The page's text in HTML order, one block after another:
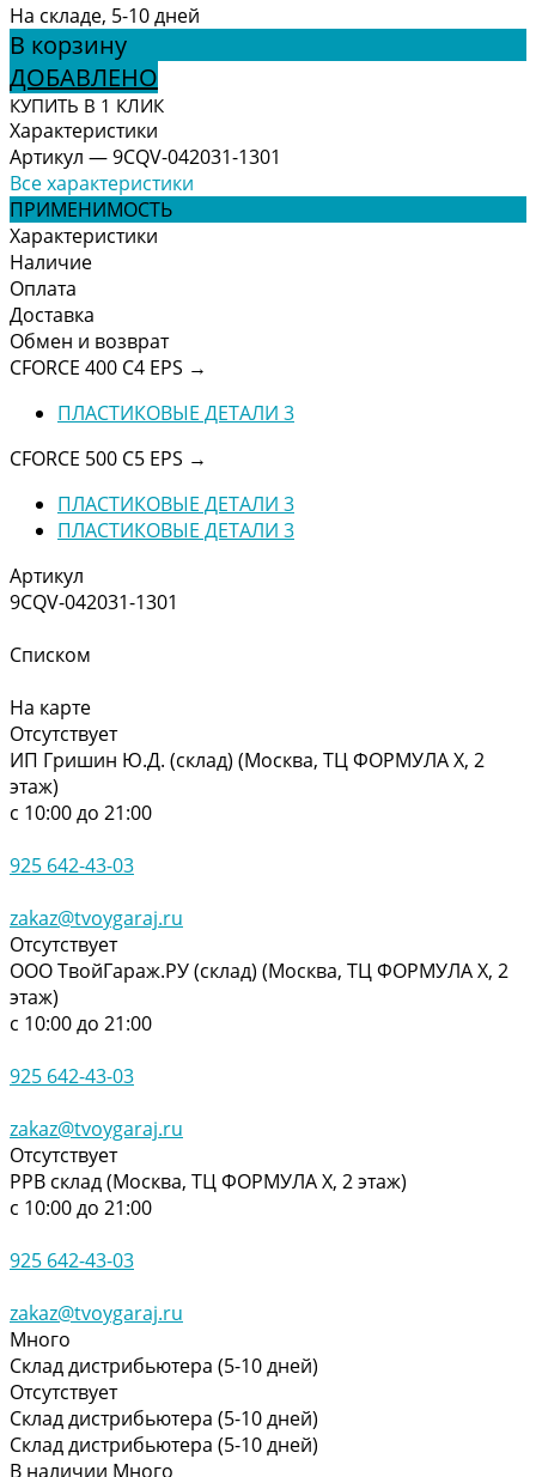
На складе, 5-10 дней
В корзину
ДОБАВЛЕНО
КУПИТЬ В 1 КЛИК
Характеристики
Артикул —9CQV-042031-1301
Все характеристики
ПРИМЕНИМОСТЬ
Характеристики
Наличие
Оплата
Доставка
Обмен и возврат
CFORCE 400 С4 EPS →
ПЛАСТИКОВЫЕ ДЕТАЛИ 3
CFORCE 500 С5 EPS →
ПЛАСТИКОВЫЕ ДЕТАЛИ 3
ПЛАСТИКОВЫЕ ДЕТАЛИ 3
Артикул
9CQV-042031-1301
Списком
На карте
Отсутствует
ИП Гришин Ю.Д. (склад) (Москва, ТЦ ФОРМУЛА Х, 2
этаж)
с 10:00 до 21:00
925 642-43-03
zakaz@tvoygaraj.ru
Отсутствует
ООО ТвойГараж.РУ (склад) (Москва, ТЦ ФОРМУЛА Х, 2
этаж)
с 10:00 до 21:00
925 642-43-03
zakaz@tvoygaraj.ru
Отсутствует
РРВ склад (Москва, ТЦ ФОРМУЛА Х, 2 этаж)
с 10:00 до 21:00
925 642-43-03
zakaz@tvoygaraj.ru
Много
Склад дистрибьютера (5-10 дней)
Отсутствует
Склад дистрибьютера (5-10 дней)
Склад дистрибьютера (5-10 дней)
В наличии Много